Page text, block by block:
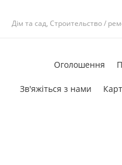
Дім та сад, Строительство /
Оголошення
Зв'яжіться з нами